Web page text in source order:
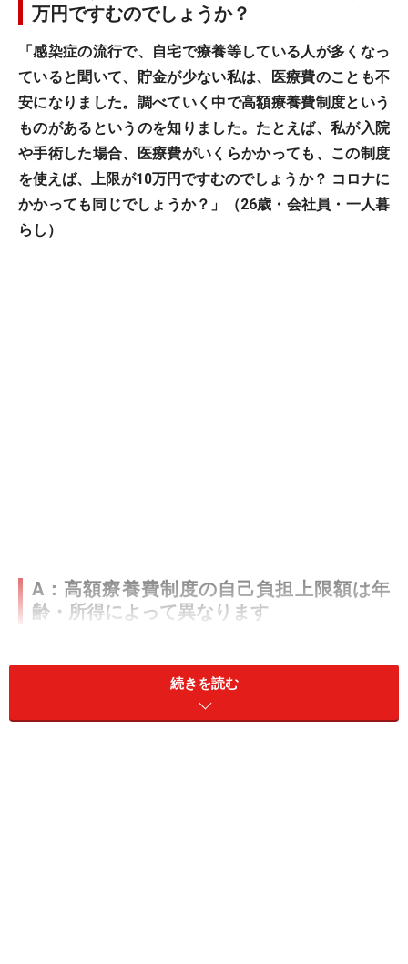
万円ですむのでしょうか？
「感染症の流行で、自宅で療養等している人が多くなっ
ていると聞いて、貯金が少ない私は、医療費のことも不
安になりました。調べていく中で高額療養費制度という
ものがあるというのを知りました。たとえば、私が入院
や手術した場合、医療費がいくらかかっても、この制度
を使えば、上限が10万円ですむのでしょうか？ コロナに
かかっても同じでしょうか？」（26歳・会社員・一人暮
らし）
A：高額療養費制度の自己負担上限額は年
齢・所得によって異なります
負担が一定額（自己負担上限額）を超えた場合、超えた
金額が戻ってくる健康保険の制度です。
続きを読む